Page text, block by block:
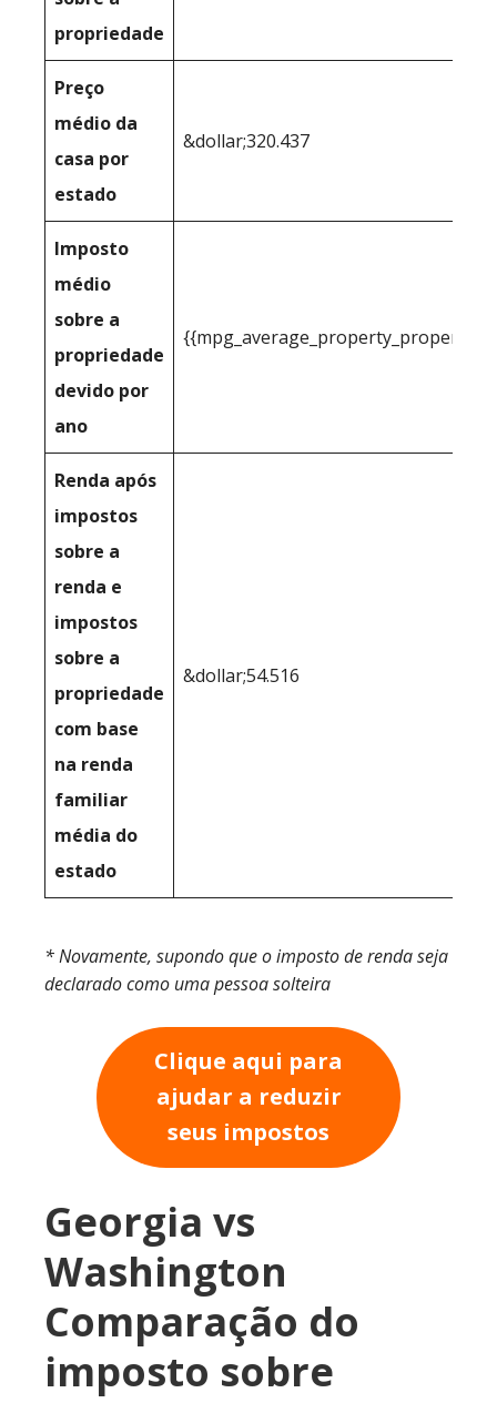
propriedade
Preço
médio da
casa por
estado
&dollar;320.437
Imposto
médio
sobre a
propriedade
devido por
ano
Renda após
impostos
sobre a
renda e
impostos
sobre a
propriedade
com base
na renda
familiar
média do
estado
&dollar;54.516
* Novamente, supondo que o imposto de renda seja
declarado como uma pessoa solteira
Clique aqui para
ajudar a reduzir
seus impostos
Georgia vs
Washington
Comparação do
imposto sobre